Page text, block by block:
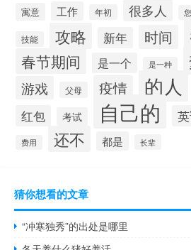
寓意 工作 年初 很多人
技能 攻略 新年 时间
春节期间 是一个 是一种
游戏 父母 疫情 的人
红包 考试 自己的
费用 还不 都是 长辈
猜你想看的文章
“冲寒独秀”的出处是哪里